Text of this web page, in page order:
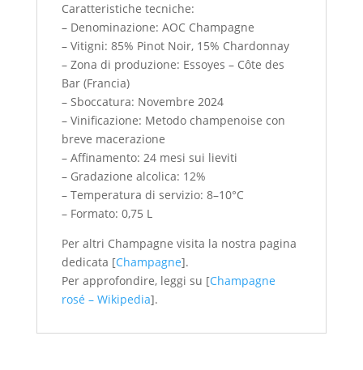
Caratteristiche tecniche:
– Denominazione: AOC Champagne
– Vitigni: 85% Pinot Noir, 15% Chardonnay
– Zona di produzione: Essoyes – Côte des
Bar (Francia)
– Sboccatura: Novembre 2024
– Vinificazione: Metodo champenoise con
breve macerazione
– Affinamento: 24 mesi sui lieviti
– Gradazione alcolica: 12%
– Temperatura di servizio: 8–10°C
– Formato: 0,75 L
Per altri Champagne visita la nostra pagina
dedicata [Champagne].
Per approfondire, leggi su [Champagne
rosé – Wikipedia].